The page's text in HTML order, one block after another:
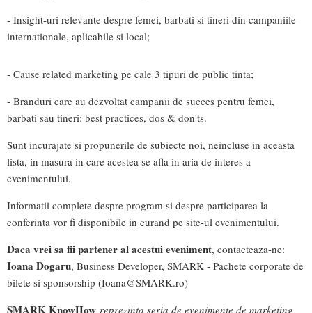
- Insight-uri relevante despre femei, barbati si tineri din campaniile
internationale, aplicabile si local;
- Cause related marketing pe cale 3 tipuri de public tinta;
- Branduri care au dezvoltat campanii de succes pentru femei,
barbati sau tineri: best practices, dos & don'ts.
Sunt incurajate si propunerile de subiecte noi, neincluse in aceasta
lista, in masura in care acestea se afla in aria de interes a
evenimentului.
Informatii complete despre program si despre participarea la
conferinta vor fi disponibile in curand pe site-ul evenimentului.
Daca vrei sa fii partener al acestui eveniment, contacteaza-ne:
Ioana Dogaru, Business Developer, SMARK - Pachete corporate de
bilete si sponsorship (Ioana@SMARK.ro)
SMARK KnowHow reprezinta seria de evenimente de marketing